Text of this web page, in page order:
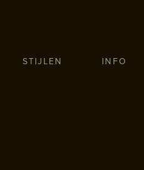
STIJLEN INFO